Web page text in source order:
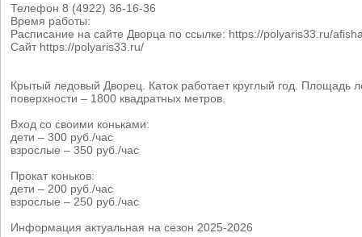
Телефон 8 (4922) 36-16-36
Время работы:
Расписание на сайте Дворца по ссылке: https://polyaris33.ru/
Сайт https://polyaris33.ru/
Крытый ледовый Дворец. Каток работает круглый год. Площадь
поверхности – 1800 квадратных метров.
Вход со своими коньками:
дети – 300 руб./час
взрослые – 350 руб./час
Прокат коньков:
дети – 200 руб./час
взрослые – 250 руб./час
Информация актуальная на сезон 2025-2026